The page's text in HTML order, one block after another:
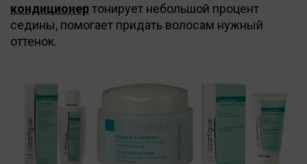
кондиционертонирует небольшой процент
седины, помогает придать волосам нужный
оттенок.